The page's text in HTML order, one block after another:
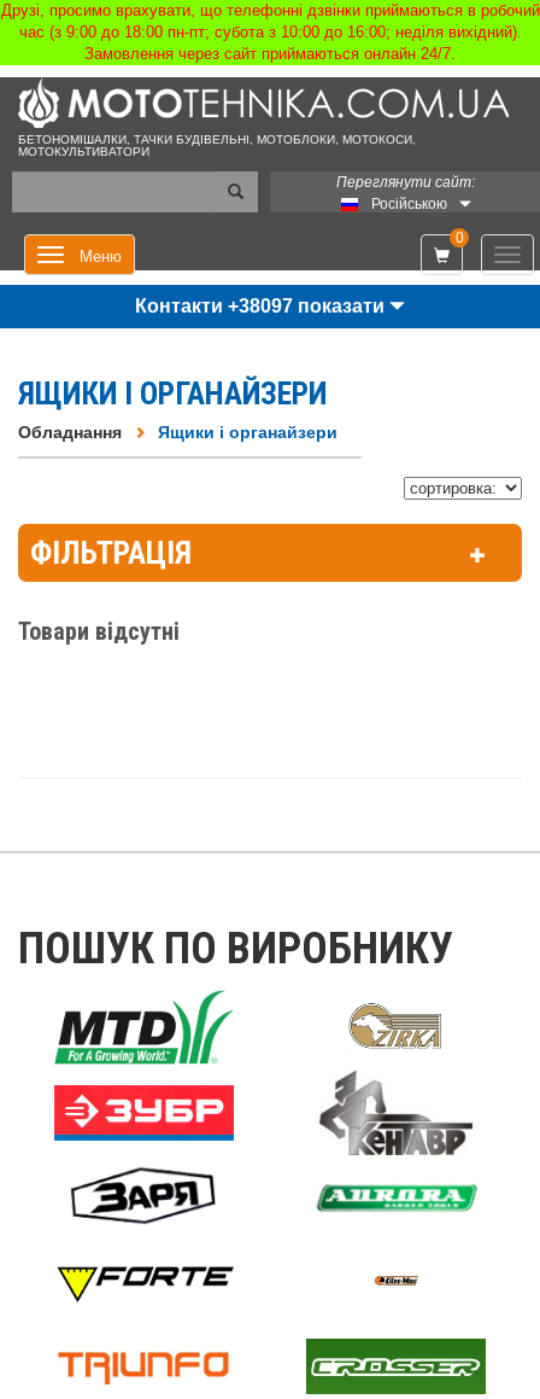
Друзі, просимо врахувати, що телефонні дзвінки приймаються в робочий
час (з 9:00 до 18:00 пн-пт; субота з 10:00 до 16:00; неділя вихідний).
Замовлення через сайт приймаються онлайн 24/7.
БЕТОНОМІШАЛКИ, ТАЧКИ БУДІВЕЛЬНІ, МОТОБЛОКИ, МОТОКОСИ,
МОТОКУЛЬТИВАТОРИ
Переглянути сайт:
Російською
Меню
0
Контакти +38097 показати
ЯЩИКИ І ОРГАНАЙЗЕРИ
Обладнання Ящики і органайзери
ФІЛЬТРАЦІЯ
Товари відсутні
ПОШУК ПО ВИРОБНИКУ